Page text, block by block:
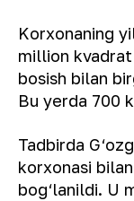
Korxonaning
million
bosish bilan
Bu yerda 700
Tadbirda
korxonasi
bog‘lanildi. U